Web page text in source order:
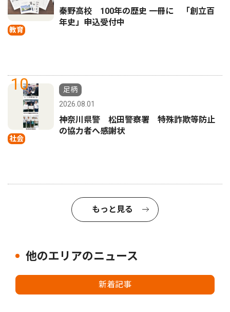
教育
秦野高校 100年の歴史 一冊に 「創立百
年史」申込受付中
10
社会
足柄
2026.08.01
神奈川県警 松田警察署 特殊詐欺等防止
の協力者へ感謝状
もっと見る
他のエリアのニュース
新着記事